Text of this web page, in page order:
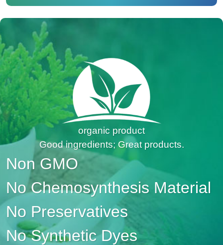
organic product
Good ingredients; Great products.
Non GMO
No Chemosynthesis Material
No Preservatives
No Synthetic Dyes